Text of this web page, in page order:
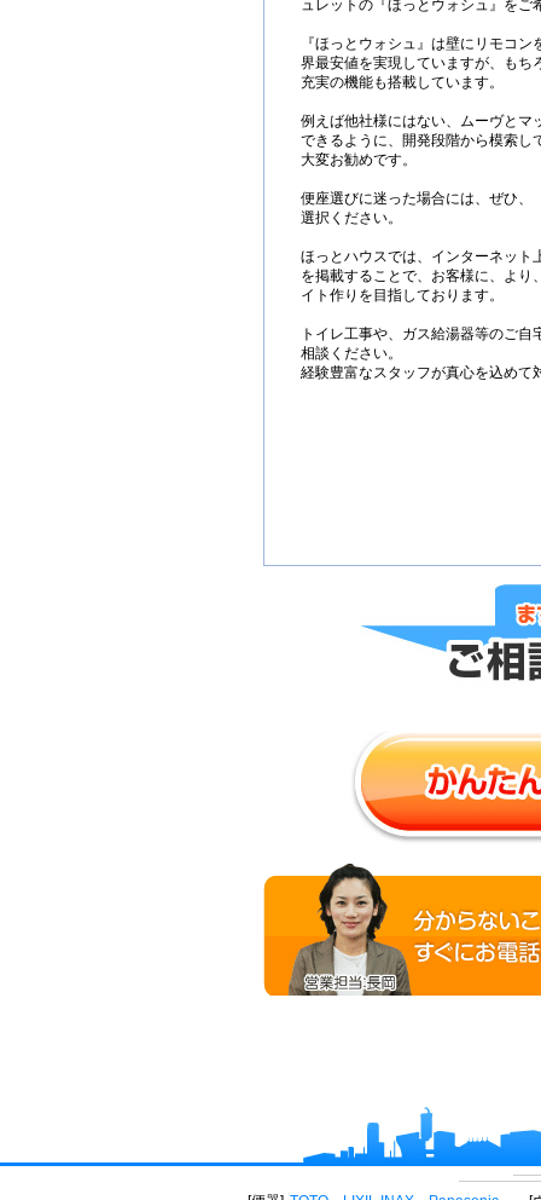
ュレットの『ほっとウォシュ』をご
『ほっとウォシュ』は壁にリモコ
界最安値を実現していますが、もち
充実の機能も搭載しています。
例えば他社様にはない、ムーヴとマ
できるように、開発段階から模索し
大変お勧めです。
便座選びに迷った場合には、ぜひ、
選択ください。
ほっとハウスでは、インターネット
を掲載することで、お客様に、より
イト作りを目指しております。
トイレ工事や、ガス給湯器等のご
相談ください。
経験豊富なスタッフが真心を込めて